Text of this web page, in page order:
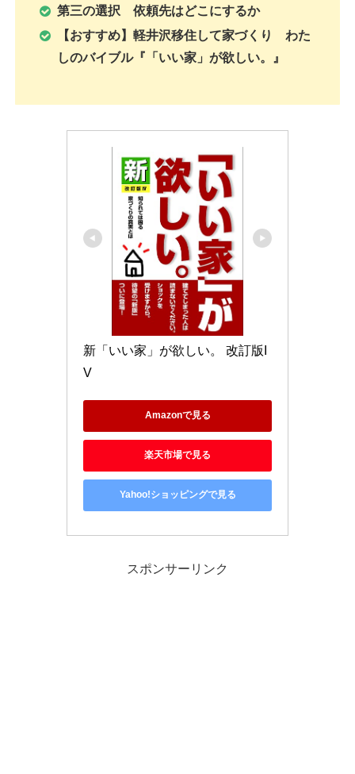
第三の選択 依頼先はどこにするか
【おすすめ】軽井沢移住して家づくり わた
しのバイブル『「いい家」が欲しい。』
新「いい家」が欲しい。 改訂版I
V
Amazonで見る
楽天市場で見る
Yahoo!ショッピングで見る
スポンサーリンク